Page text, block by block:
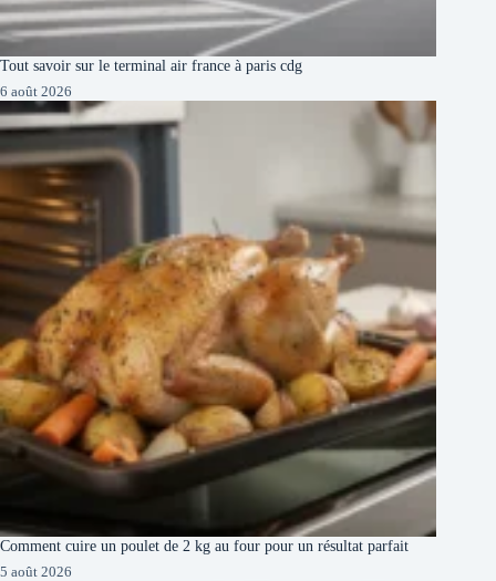
Tout savoir sur le terminal air france à paris cdg
6 août 2026
Comment cuire un poulet de 2 kg au four pour un résultat parfait
5 août 2026